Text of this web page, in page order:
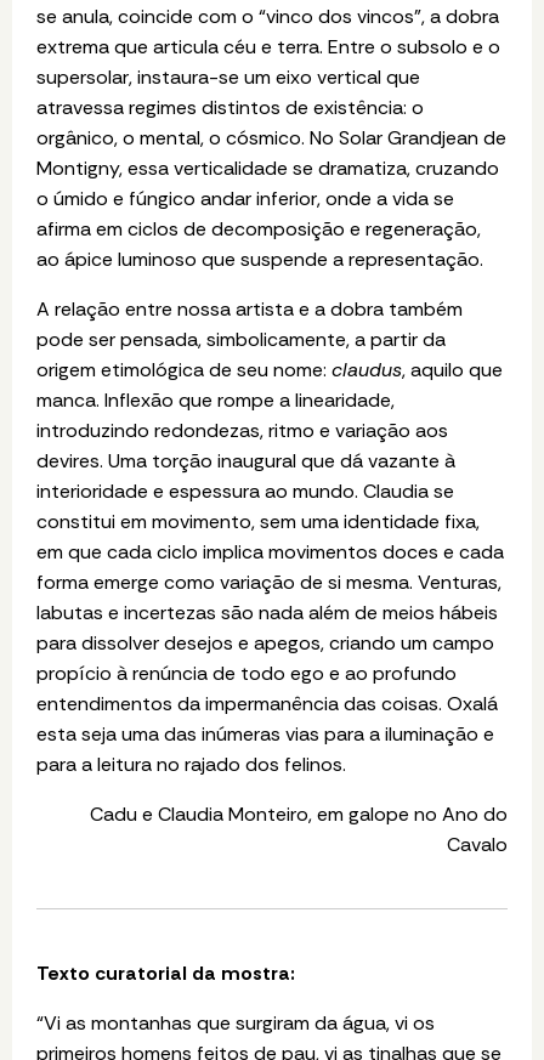
se anula, coincide com o “vinco dos vincos”, a dobra
extrema que articula céu e terra. Entre o subsolo e o
supersolar, instaura-se um eixo vertical que
atravessa regimes distintos de existência: o
orgânico, o mental, o cósmico. No Solar Grandjean de
Montigny, essa verticalidade se dramatiza, cruzando
o úmido e fúngico andar inferior, onde a vida se
afirma em ciclos de decomposição e regeneração,
ao ápice luminoso que suspende a representação.
A relação entre nossa artista e a dobra também
pode ser pensada, simbolicamente, a partir da
origem etimológica de seu nome: claudus, aquilo que
manca. Inflexão que rompe a linearidade,
introduzindo redondezas, ritmo e variação aos
devires. Uma torção inaugural que dá vazante à
interioridade e espessura ao mundo. Claudia se
constitui em movimento, sem uma identidade fixa,
em que cada ciclo implica movimentos doces e cada
forma emerge como variação de si mesma. Venturas,
labutas e incertezas são nada além de meios hábeis
para dissolver desejos e apegos, criando um campo
propício à renúncia de todo ego e ao profundo
entendimentos da impermanência das coisas. Oxalá
esta seja uma das inúmeras vias para a iluminação e
para a leitura no rajado dos felinos.
Cadu e Claudia Monteiro, em galope no Ano do
Cavalo
Texto curatorial da mostra:
“Vi as montanhas que surgiram da água, vi os
primeiros homens feitos de pau, vi as tinalhas que se